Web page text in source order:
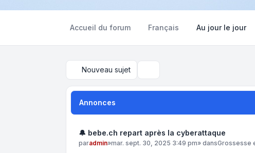
Accueil du forum Français Au jour le jour
Nouveau sujet
Annonces
🔔 bebe.ch repart après la cyberattaque
paradmin»mar. sept. 30, 2025 3:49 pm» dansGrossesse